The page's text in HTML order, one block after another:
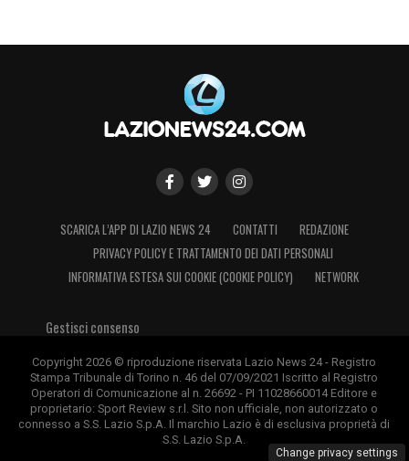
SCARICA L’APP DI LAZIO NEWS 24 CONTATTI
REDAZIONE
PRIVACY POLICY E TRATTAMENTO DEI DATI PERSONALI
INFORMATIVA ESTESA SUI COOKIE (COOKIE POLICY)
NETWORK
Gestisci consenso
Copyright 2026 © riproduzione riservata Lazio News 24 - Registro
Stampa Tribunale di Torino n. 46 del 07/09/2021 Iscritto al Registro
Operatori di Comunicazione al n. 26692 - PI 11028660014 Editore e
proprietario: Sport Review s.r.l. Sito non ufficiale, non autorizzato o
connesso a S.S. Lazio S.p.A. Il marchio Lazio è di esclusiva proprietà di
S.S. Lazio S.p.A.
Change privacy settings